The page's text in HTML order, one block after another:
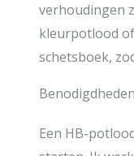
verhoudingen
kleurpotlood
schetsboek,
Een HB-